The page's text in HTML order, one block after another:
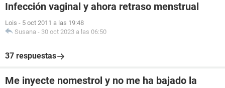
Infección vaginal y ahora retraso menstrual
Lois - 5 oct 2011 a las 19:48
Susana - 30 oct 2023 a las 06:50
37 respuestas
Me inyecte nomestrol y no me ha bajado la